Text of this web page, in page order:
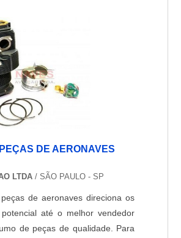
Tubula....
DE AERONAVES
LTDA / SÃO PAULO - SP
de aeronaves direciona os
até o melhor vendedor
de peças de qualidade. Para